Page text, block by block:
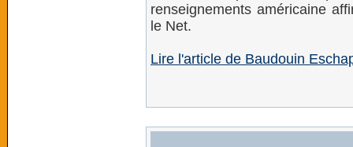
renseignements américaine
le Net.
Lire l'article de Baudouin